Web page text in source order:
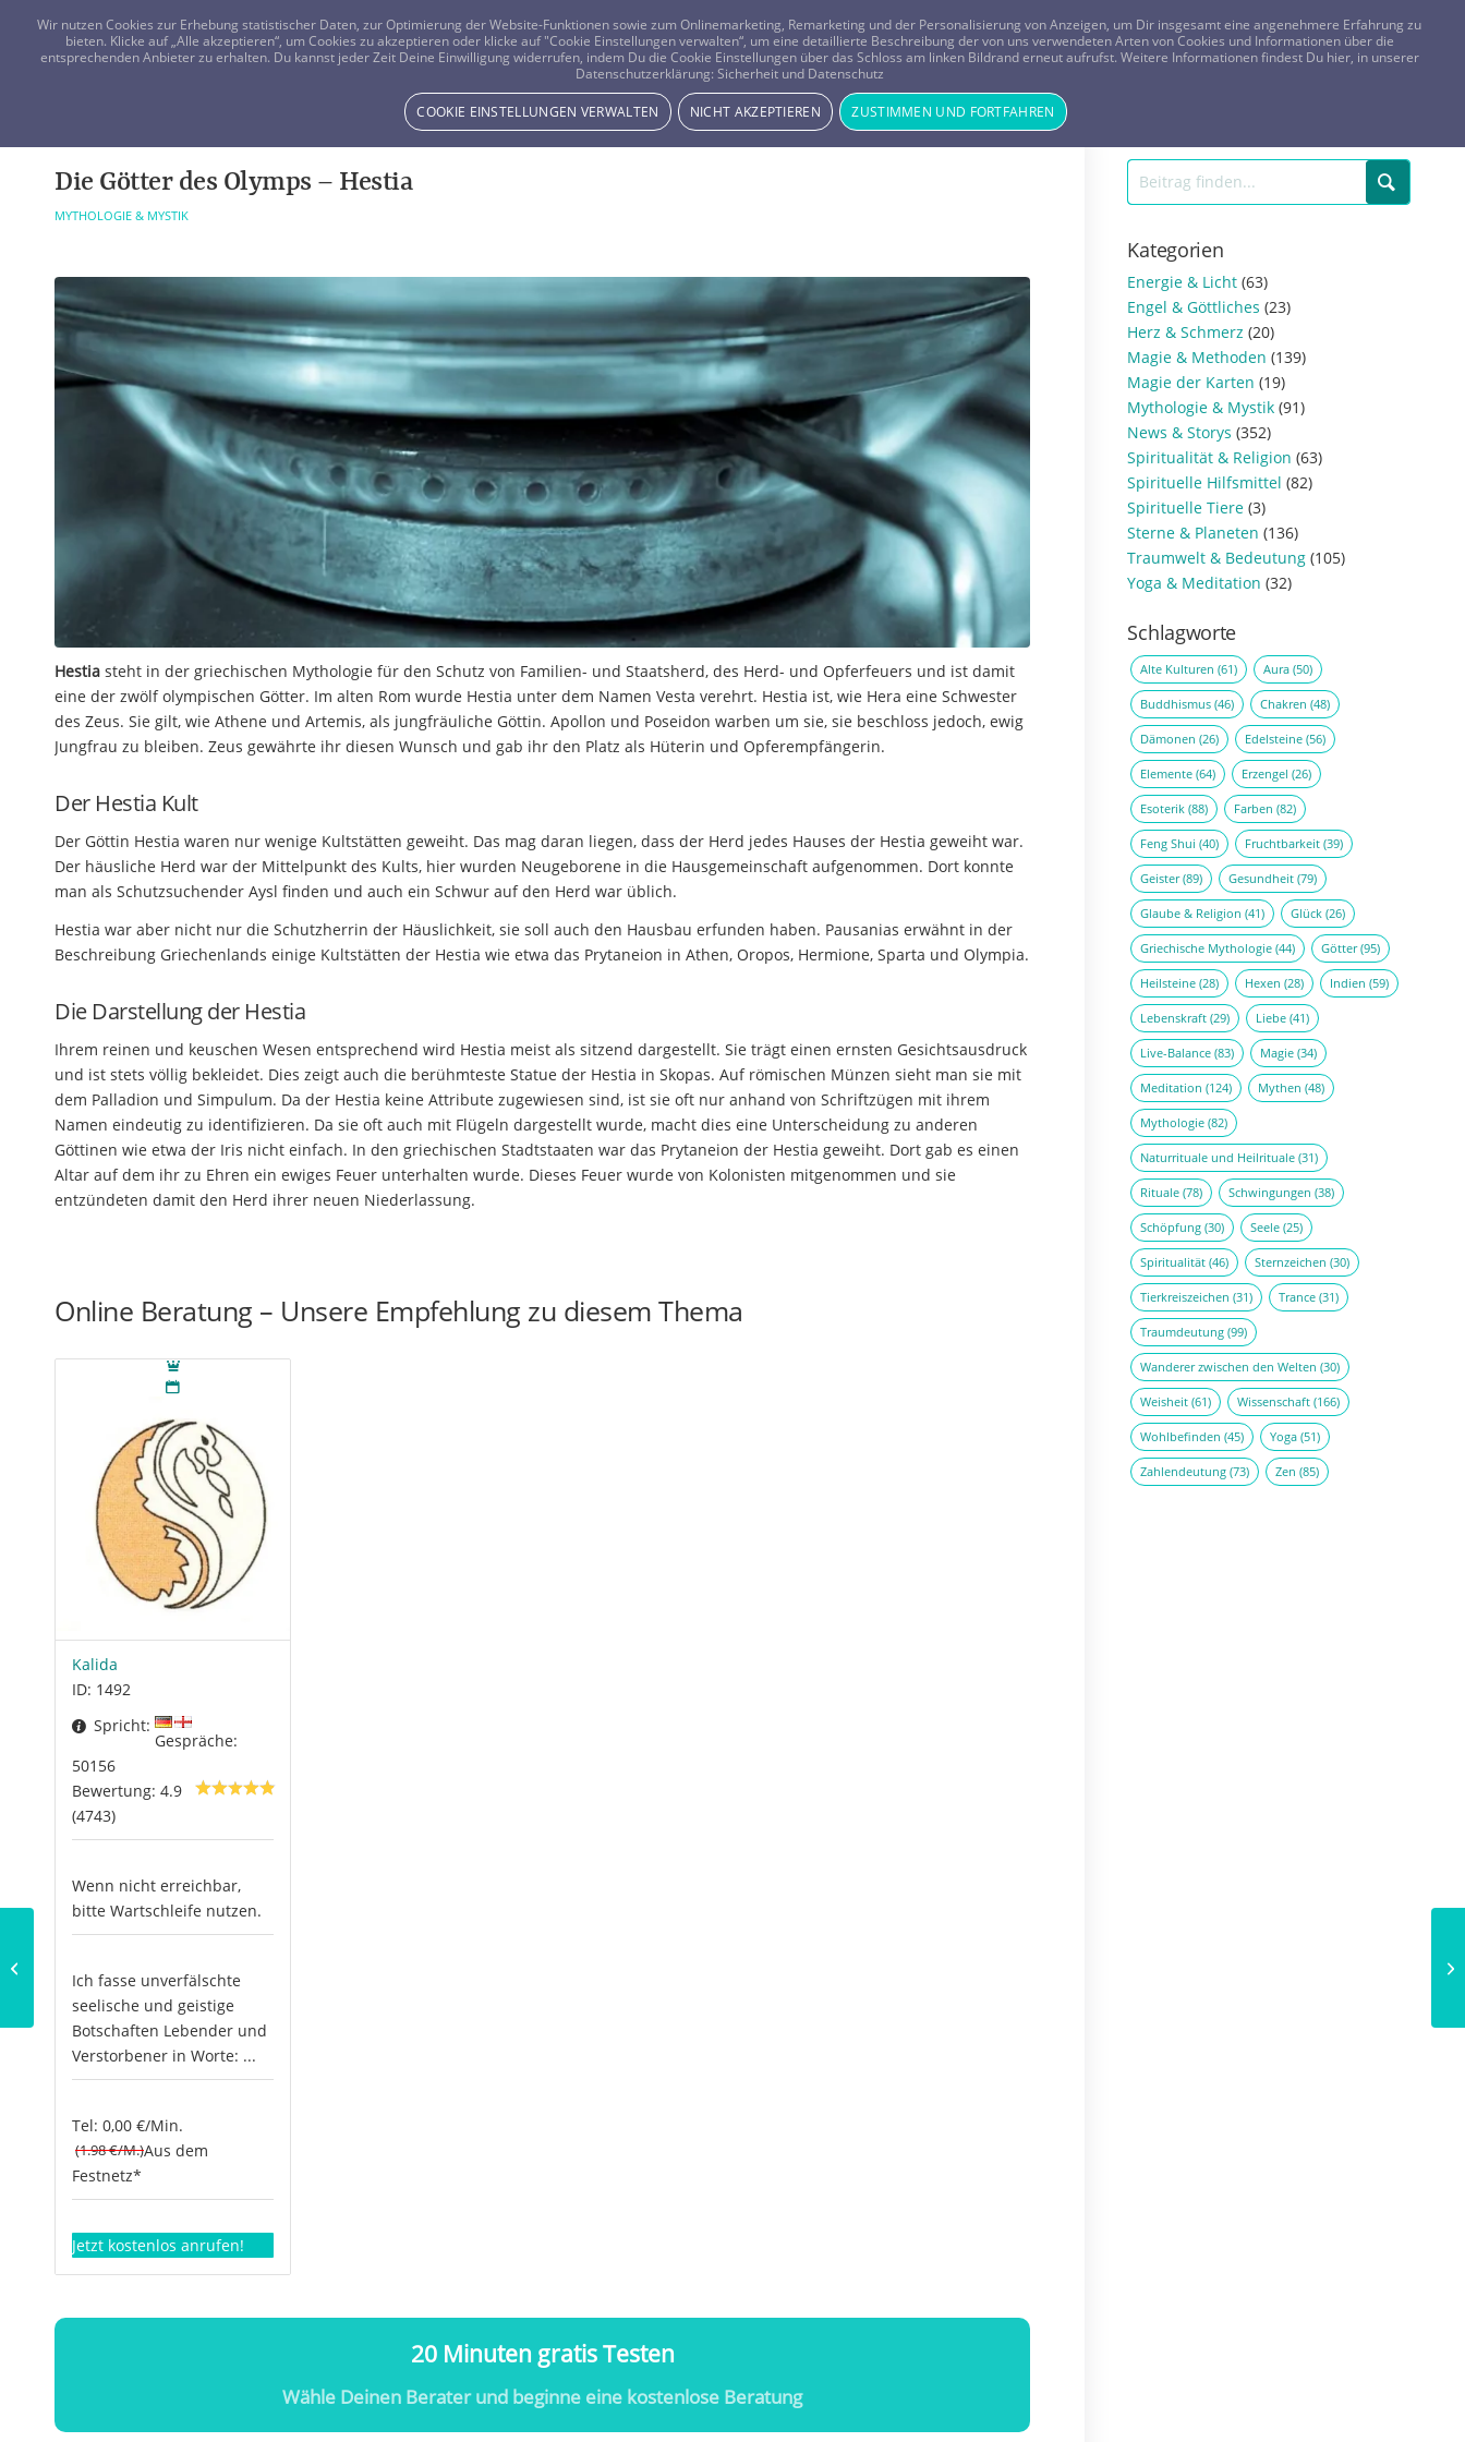
FRAGEN? KOSTENLOS ANRUFEN: 0800-8478266
Beratung Horoskope Tageskarte Magazin ANMELDEN REGISTRIEREN
Die Götter des Olymps – Hestia
MYTHOLOGIE & MYSTIK
Hestia steht in der griechischen Mythologie für den Schutz von Familien- und Staatsherd, des Herd- und Opferfeuers und ist damit
eine der zwölf olympischen Götter. Im alten Rom wurde Hestia unter dem Namen Vesta verehrt. Hestia ist, wie Hera eine Schwester
des Zeus. Sie gilt, wie Athene und Artemis, als jungfräuliche Göttin. Apollon und Poseidon warben um sie, sie beschloss jedoch, ewig
Jungfrau zu bleiben. Zeus gewährte ihr diesen Wunsch und gab ihr den Platz als Hüterin und Opferempfängerin.
Der Hestia Kult
Der Göttin Hestia waren nur wenige Kultstätten geweiht. Das mag daran liegen, dass der Herd jedes Hauses der Hestia geweiht war.
Der häusliche Herd war der Mittelpunkt des Kults, hier wurden Neugeborene in die Hausgemeinschaft aufgenommen. Dort konnte
man als Schutzsuchender Aysl finden und auch ein Schwur auf den Herd war üblich.
Hestia war aber nicht nur die Schutzherrin der Häuslichkeit, sie soll auch den Hausbau erfunden haben. Pausanias erwähnt in der
Beschreibung Griechenlands einige Kultstätten der Hestia wie etwa das Prytaneion in Athen, Oropos, Hermione, Sparta und Olympia.
Die Darstellung der Hestia
Ihrem reinen und keuschen Wesen entsprechend wird Hestia meist als sitzend dargestellt. Sie trägt einen ernsten Gesichtsausdruck
und ist stets völlig bekleidet. Dies zeigt auch die berühmteste Statue der Hestia in Skopas. Auf römischen Münzen sieht man sie mit
dem Palladion und Simpulum. Da der Hestia keine Attribute zugewiesen sind, ist sie oft nur anhand von Schriftzügen mit ihrem
Namen eindeutig zu identifizieren. Da sie oft auch mit Flügeln dargestellt wurde, macht dies eine Unterscheidung zu anderen
Göttinen wie etwa der Iris nicht einfach. In den griechischen Stadtstaaten war das Prytaneion der Hestia geweiht. Dort gab es einen
Altar auf dem ihr zu Ehren ein ewiges Feuer unterhalten wurde. Dieses Feuer wurde von Kolonisten mitgenommen und sie
entzündeten damit den Herd ihrer neuen Niederlassung.
Online Beratung – Unsere Empfehlung zu diesem Thema
Kalida
ID: 1492
Spricht:
Gespräche:
50156
Bewertung: 4.9
(4743)
Wenn nicht erreichbar,
bitte Wartschleife nutzen.
Ich fasse unverfälschte
seelische und geistige
Botschaften Lebender und
Verstorbener in Worte: ...
Tel: 0,00 €/Min.
(1.98 €/M.)Aus dem
Festnetz*
Jetzt kostenlos anrufen!
20 Minuten gratis Testen
Wähle Deinen Berater und beginne eine kostenlose Beratung
Kategorien
Energie & Licht (63)
Engel & Göttliches (23)
Herz & Schmerz (20)
Magie & Methoden (139)
Magie der Karten (19)
Mythologie & Mystik (91)
News & Storys (352)
Spiritualität & Religion (63)
Spirituelle Hilfsmittel (82)
Spirituelle Tiere (3)
Sterne & Planeten (136)
Traumwelt & Bedeutung (105)
Yoga & Meditation (32)
Schlagworte
Alte Kulturen (61) Aura (50)
Buddhismus (46) Chakren (48)
Dämonen (26) Edelsteine (56)
Elemente (64) Erzengel (26)
Esoterik (88) Farben (82)
Feng Shui (40) Fruchtbarkeit (39)
Geister(89) Gesundheit (79)
Glaube & Religion (41) Glück (26)
Griechische Mythologie (44) Götter(95)
Heilsteine (28) Hexen (28) Indien (59)
Lebenskraft (29) Liebe (41)
Live-Balance (83) Magie (34)
Meditation (124) Mythen (48)
Mythologie (82)
Naturrituale und Heilrituale (31)
Rituale (78) Schwingungen (38)
Schöpfung (30) Seele (25)
Spiritualität (46) Sternzeichen (30)
Tierkreiszeichen (31) Trance (31)
Traumdeutung (99)
Wanderer zwischen den Welten (30)
Weisheit (61) Wissenschaft (166)
Wohlbefinden (45) Yoga (51)
Zahlendeutung (73) Zen (85)
Wir nutzen Cookies zur Erhebung statistischer Daten, zur Optimierung der Website-Funktionen sowie zum Onlinemarketing, Remarketing und der Personalisierung von Anzeigen, um Dir insgesamt eine angenehmere Erfahrung zu
bieten. Klicke auf „Alle akzeptieren“, um Cookies zu akzeptieren oder klicke auf "Cookie Einstellungen verwalten“, um eine detaillierte Beschreibung der von uns verwendeten Arten von Cookies und Informationen über die
entsprechenden Anbieter zu erhalten. Du kannst jeder Zeit Deine Einwilligung widerrufen, indem Du die Cookie Einstellungen über das Schloss am linken Bildrand erneut aufrufst. Weitere Informationen findest Du hier, in unserer
Datenschutzerklärung: Sicherheit und Datenschutz
COOKIE EINSTELLUNGEN VERWALTEN NICHT AKZEPTIEREN ZUSTIMMEN UND FORTFAHREN